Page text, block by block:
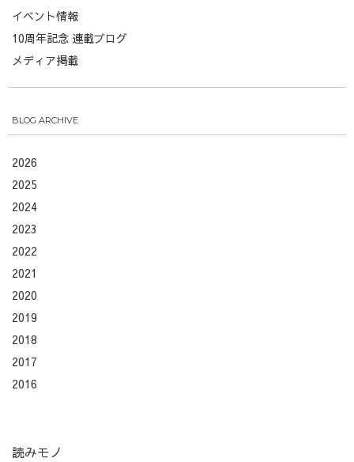
イベント情報
10周年記念 連載ブログ
メディア掲載
BLOG ARCHIVE
2026
2025
2024
2023
2022
2021
2020
2019
2018
2017
2016
読みモノ